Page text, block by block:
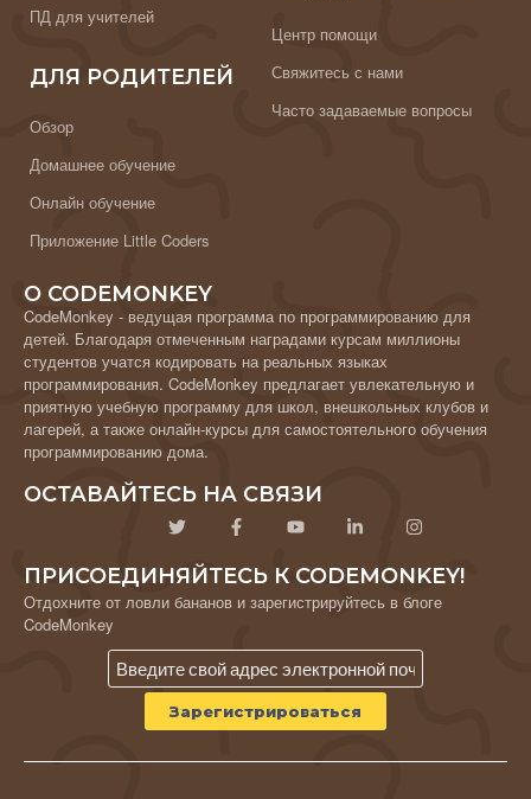
ПД для учителей
ДЛЯ РОДИТЕЛЕЙ
Обзор
Домашнее обучение
Онлайн обучение
Приложение Little Coders
Центр помощи
Свяжитесь с нами
Часто задаваемые вопросы
О CODEMONKEY
CodeMonkey - ведущая программа по программированию для
детей. Благодаря отмеченным наградами курсам миллионы
студентов учатся кодировать на реальных языках
программирования. CodeMonkey предлагает увлекательную и
приятную учебную программу для школ, внешкольных клубов и
лагерей, а также онлайн-курсы для самостоятельного обучения
программированию дома.
ОСТАВАЙТЕСЬ НА СВЯЗИ
ПРИСОЕДИНЯЙТЕСЬ К CODEMONKEY!
Отдохните от ловли бананов и зарегистрируйтесь в блоге
CodeMonkey